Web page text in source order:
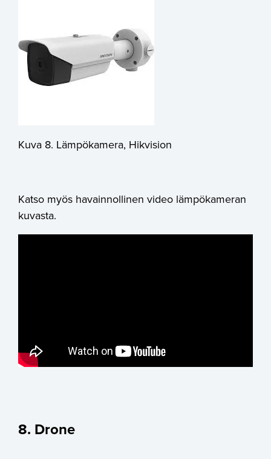
Kuva 8. Lämpökamera, Hikvision
Katso myös havainnollinen video lämpökameran
kuvasta.
8. Drone